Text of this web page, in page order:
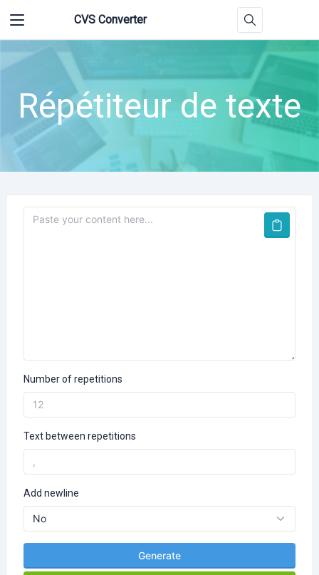
CVS Converter
Répétiteur de texte
Number of repetitions
Text between repetitions
Add newline
Generate